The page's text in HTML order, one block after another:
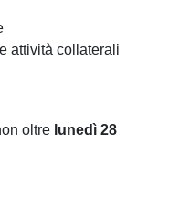
attività collaterali
oltre lunedì 28